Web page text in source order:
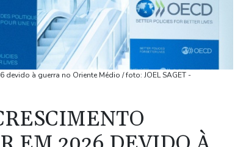
na
à guerra no Oriente Médio / foto: JOEL SAGET -